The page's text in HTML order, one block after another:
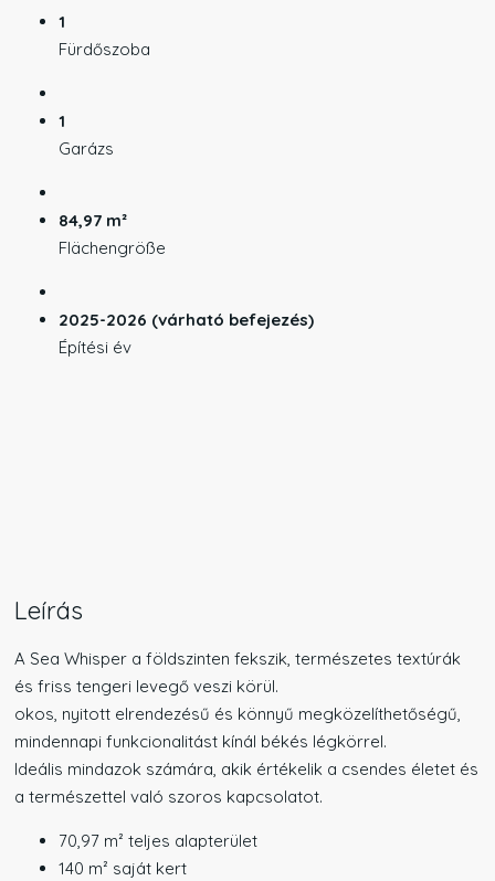
1
Fürdőszoba
1
Garázs
84,97 m²
Flächengröße
2025-2026 (várható befejezés)
Építési év
Leírás
A Sea Whisper a földszinten fekszik, természetes textúrák
és friss tengeri levegő veszi körül.
okos, nyitott elrendezésű és könnyű megközelíthetőségű,
mindennapi funkcionalitást kínál békés légkörrel.
Ideális mindazok számára, akik értékelik a csendes életet és
a természettel való szoros kapcsolatot.
70,97 m² teljes alapterület
140 m² saját kert